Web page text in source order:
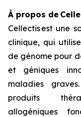
À propos de
Cellectis est une
clinique, qui
de génome pour
et géniques
maladies
produits
allogéniques